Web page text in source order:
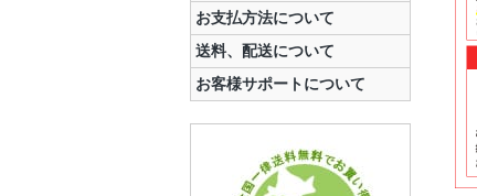
お支払方法について
送料、配送について
お客様サポートについて